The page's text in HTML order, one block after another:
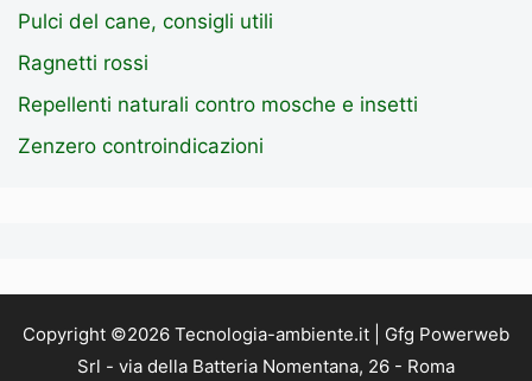
Pulci del cane, consigli utili
Ragnetti rossi
Repellenti naturali contro mosche e insetti
Zenzero controindicazioni
Copyright ©2026 Tecnologia-ambiente.it | Gfg Powerweb
Srl - via della Batteria Nomentana, 26 - Roma